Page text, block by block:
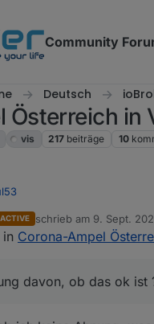
Community
Deutsch
Österreich in
vis 217 beiträge 10
(ist kein problem
schrieb am 9. Sept.
zuletzt editiert von
in Corona-Ampel
davon, ob das ok ist